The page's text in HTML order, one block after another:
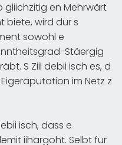
gliichzitig en Mehrwärt
biete, wird dur s
sowohl e
Stäergig
S Ziil debii isch es, d
im Netz z
isch, dass e
iihärgoht. Selbt für